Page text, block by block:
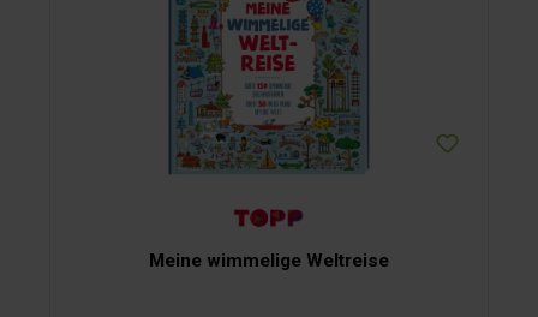
Meine wimmelige Weltreise